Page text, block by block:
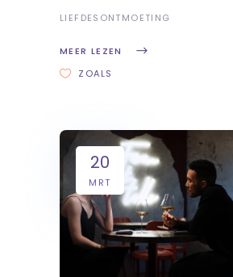
LIEFDESONTMOETING
MEER LEZEN
ZOALS
20
MRT